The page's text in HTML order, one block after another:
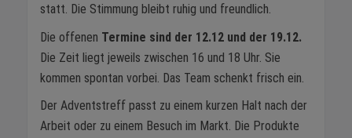
statt. Die Stimmung bleibt ruhig und freundlich.
Die offenen Termine sind der 12.12 und der 19.12.
Die Zeit liegt jeweils zwischen 16 und 18 Uhr. Sie
kommen spontan vorbei. Das Team schenkt frisch ein.
Der Adventstreff passt zu einem kurzen Halt nach der
Arbeit oder zu einem Besuch im Markt. Die Produkte